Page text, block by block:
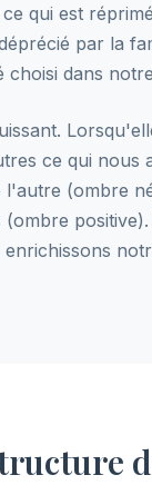
qui est
par la
choisi dans
ce qui nous
l'autre (ombre